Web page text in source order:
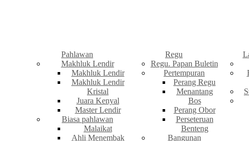
Pahlawan
Makhluk Lendir
Makhluk Lendir
Makhluk Lendir
Kristal
Juara Kenyal
Master Lendir
Biasa pahlawan
Malaikat
Ahli Menembak
Regu
Regu. Papan Buletin
Pertempuran
Perang Regu
Menantang
Bos
Perang Obor
Perseteruan
Benteng
Bangunan